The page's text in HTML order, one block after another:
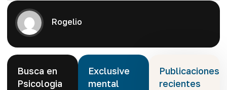
Rogelio
Busca en
Psicologia
Exclusive
mental
Publicaciones
recientes